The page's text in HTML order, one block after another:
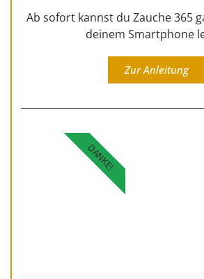
Ab sofort kannst du Zauche 365
deinem Smartphone
Zur Anleitung
DANKE!